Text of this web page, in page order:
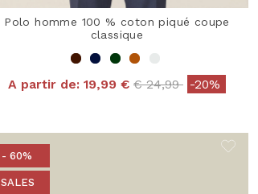
Polo homme 100 % coton piqué coupe
classique
A partir de: 19,99 € Price reduced from
€ 24,99to-20%
- 60%
SALES